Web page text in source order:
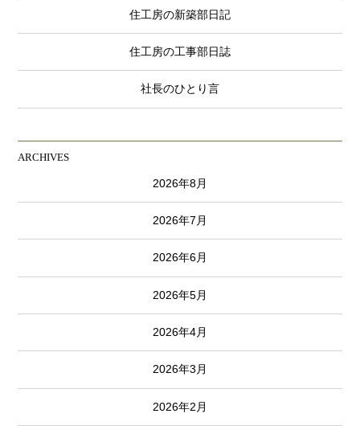
住工房の新築部日記
住工房の工事部日誌
社長のひとり言
ARCHIVES
2026年8月
2026年7月
2026年6月
2026年5月
2026年4月
2026年3月
2026年2月